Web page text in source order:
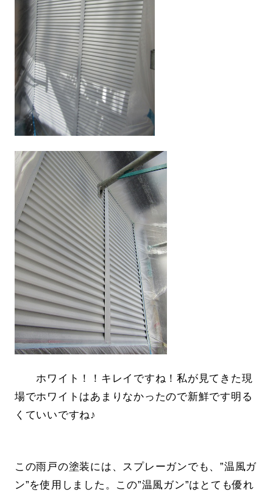
ホワイト！！キレイですね！私が見てきた現
場でホワイトはあまりなかったので新鮮です明る
くていいですね♪
この雨戸の塗装には、スプレーガンでも、”温風ガ
ン”を使用しました。この”温風ガン”はとても優れ